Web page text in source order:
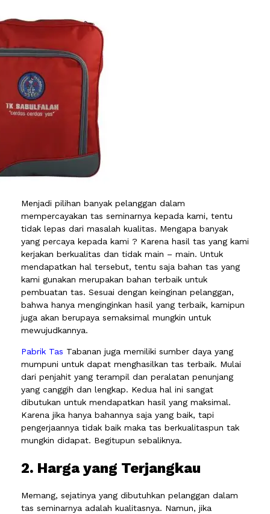
Menjadi pilihan banyak pelanggan dalam
mempercayakan tas seminarnya kepada kami, tentu
tidak lepas dari masalah kualitas. Mengapa banyak
yang percaya kepada kami ? Karena hasil tas yang kami
kerjakan berkualitas dan tidak main – main. Untuk
mendapatkan hal tersebut, tentu saja bahan tas yang
kami gunakan merupakan bahan terbaik untuk
pembuatan tas. Sesuai dengan keinginan pelanggan,
bahwa hanya menginginkan hasil yang terbaik, kamipun
juga akan berupaya semaksimal mungkin untuk
mewujudkannya.
Pabrik Tas Tabanan juga memiliki sumber daya yang
mumpuni untuk dapat menghasilkan tas terbaik. Mulai
dari penjahit yang terampil dan peralatan penunjang
yang canggih dan lengkap. Kedua hal ini sangat
dibutukan untuk mendapatkan hasil yang maksimal.
Karena jika hanya bahannya saja yang baik, tapi
pengerjaannya tidak baik maka tas berkualitaspun tak
mungkin didapat. Begitupun sebaliknya.
2. Harga yang Terjangkau
Memang, sejatinya yang dibutuhkan pelanggan dalam
tas seminarnya adalah kualitasnya. Namun, jika